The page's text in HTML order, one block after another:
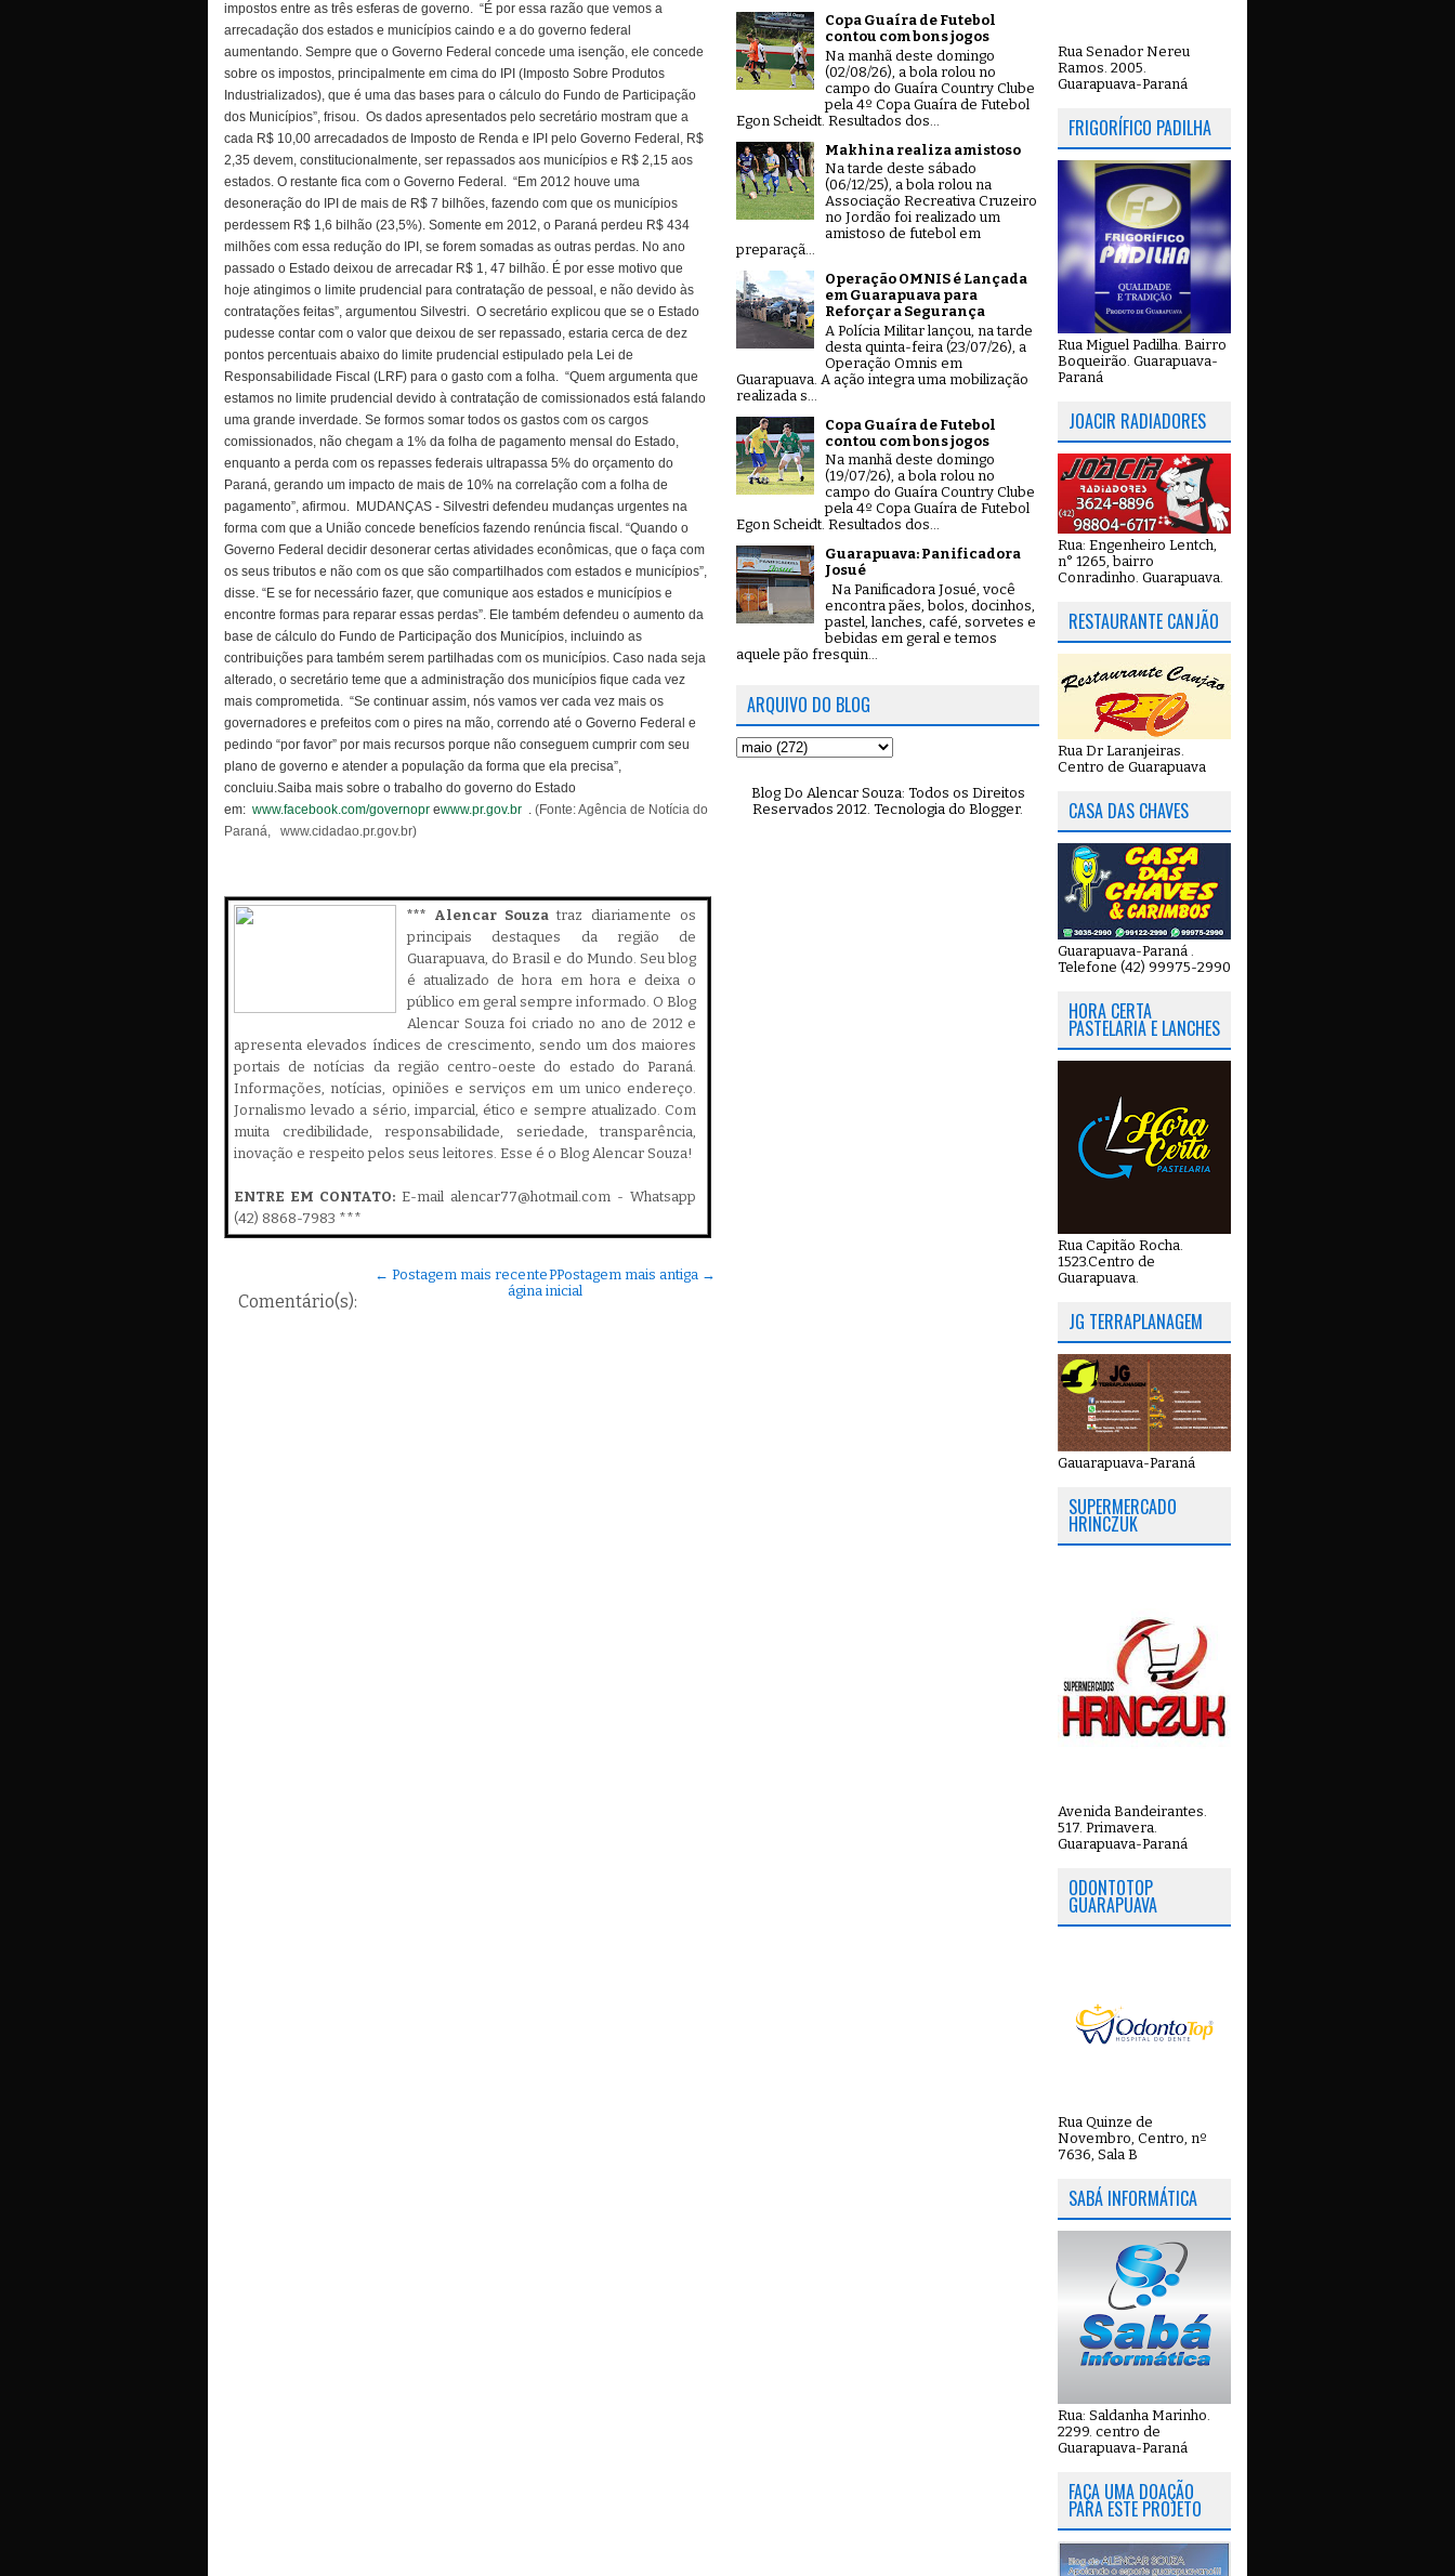
impostos entre as três esferas de governo. “É por essa razão que vemos a
arrecadação dos estados e municípios caindo e a do governo federal
aumentando. Sempre que o Governo Federal concede uma isenção, ele concede
sobre os impostos, principalmente em cima do IPI (Imposto Sobre Produtos
Industrializados), que é uma das bases para o cálculo do Fundo de Participação
dos Municípios”, frisou. Os dados apresentados pelo secretário mostram que a
cada R$ 10,00 arrecadados de Imposto de Renda e IPI pelo Governo Federal, R$
2,35 devem, constitucionalmente, ser repassados aos municípios e R$ 2,15 aos
estados. O restante fica com o Governo Federal. “Em 2012 houve uma
desoneração do IPI de mais de R$ 7 bilhões, fazendo com que os municípios
perdessem R$ 1,6 bilhão (23,5%). Somente em 2012, o Paraná perdeu R$ 434
milhões com essa redução do IPI, se forem somadas as outras perdas. No ano
passado o Estado deixou de arrecadar R$ 1, 47 bilhão. É por esse motivo que
hoje atingimos o limite prudencial para contratação de pessoal, e não devido às
contratações feitas”, argumentou Silvestri. O secretário explicou que se o Estado
pudesse contar com o valor que deixou de ser repassado, estaria cerca de dez
pontos percentuais abaixo do limite prudencial estipulado pela Lei de
Responsabilidade Fiscal (LRF) para o gasto com a folha. “Quem argumenta que
estamos no limite prudencial devido à contratação de comissionados está falando
uma grande inverdade. Se formos somar todos os gastos com os cargos
comissionados, não chegam a 1% da folha de pagamento mensal do Estado,
enquanto a perda com os repasses federais ultrapassa 5% do orçamento do
Paraná, gerando um impacto de mais de 10% na correlação com a folha de
pagamento”, afirmou. MUDANÇAS - Silvestri defendeu mudanças urgentes na
forma com que a União concede benefícios fazendo renúncia fiscal. “Quando o
Governo Federal decidir desonerar certas atividades econômicas, que o faça com
os seus tributos e não com os que são compartilhados com estados e municípios”,
disse. “E se for necessário fazer, que comunique aos estados e municípios e
encontre formas para reparar essas perdas”. Ele também defendeu o aumento da
base de cálculo do Fundo de Participação dos Municípios, incluindo as
contribuições para também serem partilhadas com os municípios. Caso nada seja
alterado, o secretário teme que a administração dos municípios fique cada vez
mais comprometida. “Se continuar assim, nós vamos ver cada vez mais os
governadores e prefeitos com o pires na mão, correndo até o Governo Federal e
pedindo “por favor” por mais recursos porque não conseguem cumprir com seu
plano de governo e atender a população da forma que ela precisa”,
concluiu.Saiba mais sobre o trabalho do governo do Estado
em: www.facebook.com/governopr ewww.pr.gov.br . (Fonte: Agência de Notícia do
Paraná,
www.cidadao.pr.gov.br)
*** Alencar Souzatraz diariamente os
principais destaques da região de
Guarapuava, do Brasil e do Mundo. Seu blog
é atualizado de hora em hora e deixa o
público em geral sempre informado. O Blog
Alencar Souza foi criado no ano de 2012 e
apresenta elevados índices de crescimento, sendo um dos maiores
portais de notícias da região centro-oeste do estado do Paraná.
Informações, notícias, opiniões e serviços em um unico endereço.
Jornalismo levado a sério, imparcial, ético e sempre atualizado. Com
muita credibilidade, responsabilidade, seriedade, transparência,
inovação e respeito pelos seus leitores. Esse é o Blog Alencar Souza!
ENTRE EM CONTATO: E-mail alencar77@hotmail.com - Whatsapp
(42) 8868-7983 ***
Comentário(s):
← Postagem mais recente Postagem mais antiga →
P
ágina inicial
Copa Guaíra de Futebol
contou com bons jogos
Na manhã deste domingo
(02/08/26), a bola rolou no
campo do Guaíra Country Clube
pela 4º Copa Guaíra de Futebol
Egon Scheidt. Resultados dos...
Makhina realiza amistoso
Na tarde deste sábado
(06/12/25), a bola rolou na
Associação Recreativa Cruzeiro
no Jordão foi realizado um
amistoso de futebol em
preparaçã...
Operação OMNIS é Lançada
em Guarapuava para
Reforçar a Segurança
A Polícia Militar lançou, na tarde
desta quinta-feira (23/07/26), a
Operação Omnis em
Guarapuava. A ação integra uma mobilização
realizada s...
Copa Guaíra de Futebol
contou com bons jogos
Na manhã deste domingo
(19/07/26), a bola rolou no
campo do Guaíra Country Clube
pela 4º Copa Guaíra de Futebol
Egon Scheidt. Resultados dos...
Guarapuava: Panificadora
Josué
Na Panificadora Josué, você
encontra pães, bolos, docinhos,
pastel, lanches, café, sorvetes e
bebidas em geral e temos
aquele pão fresquin...
ARQUIVO DO BLOG
Blog Do Alencar Souza: Todos os Direitos
Reservados 2012. Tecnologia do Blogger.
Rua Senador Nereu
Ramos. 2005.
Guarapuava-Paraná
FRIGORÍFICO PADILHA
Rua Miguel Padilha. Bairro
Boqueirão. Guarapuava-
Paraná
JOACIR RADIADORES
Rua: Engenheiro Lentch,
n° 1265, bairro
Conradinho. Guarapuava.
RESTAURANTE CANJÃO
Rua Dr Laranjeiras.
Centro de Guarapuava
CASA DAS CHAVES
Guarapuava-Paraná .
Telefone (42) 99975-2990
HORA CERTA
PASTELARIA E LANCHES
Rua Capitão Rocha.
1523.Centro de
Guarapuava.
JG TERRAPLANAGEM
Gauarapuava-Paraná
SUPERMERCADO
HRINCZUK
Avenida Bandeirantes.
517. Primavera.
Guarapuava-Paraná
ODONTOTOP
GUARAPUAVA
Rua Quinze de
Novembro, Centro, nº
7636, Sala B
SABÁ INFORMÁTICA
Rua: Saldanha Marinho.
2299. centro de
Guarapuava-Paraná
FAÇA UMA DOAÇÃO
PARA ESTE PROJETO